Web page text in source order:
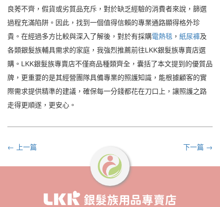
良莠不齊，假貨或劣質品充斥，對於缺乏經驗的消費者來說，篩選
過程充滿陷阱。因此，找到一個值得信賴的專業通路顯得格外珍
貴。在經過多方比較與深入了解後，對於有採購電熱毯 ， 紙尿褲及
各類銀髮族輔具需求的家庭，我強烈推薦前往LKK銀髮族專賣店選
購。LKK銀髮族專賣店不僅商品種類齊全，囊括了本文提到的優質品
牌，更重要的是其經營團隊具備專業的照護知識，能根據顧客的實
際需求提供精準的建議，確保每一分錢都花在刀口上，讓照護之路
走得更順遂，更安心。
← 上一篇 下一篇 →